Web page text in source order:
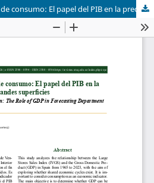
Indicadores adelantados de consumo: El papel del PIB en la predicción de ventas en grandes superficies